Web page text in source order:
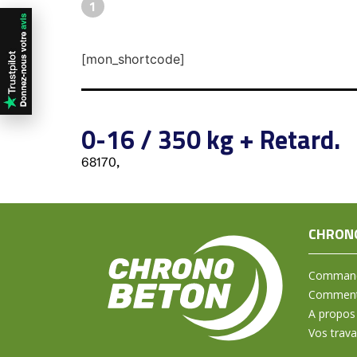
1
[mon_shortcode]
0-16 / 350 kg + Retard.
68170,
A propos
Vos